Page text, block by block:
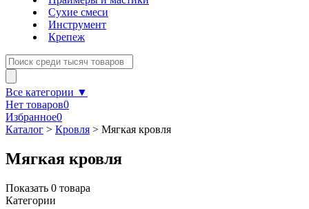
Сухие смеси
Инструмент
Крепеж
Все категории ▼
Нет товаров0
Избранное0
Каталог > Кровля > Мягкая кровля
Мягкая кровля
Показать 0 товара
Категории